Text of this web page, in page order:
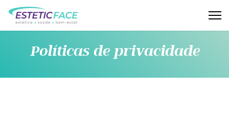
Políticas de privacidade